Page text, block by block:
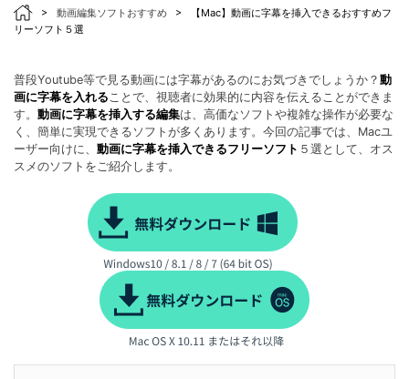
> 動画編集ソフトおすすめ >
【Mac】動画に字幕を挿入できるおすすめフ
リーソフト５選
普段Youtube等で見る動画には字幕があるのにお気づきでしょうか？ 動
画に字幕を入れることで、視聴者に効果的に内容を伝えることができま
す。 動画に字幕を挿入する編集は、高価なソフトや複雑な操作が必要な
く、簡単に実現できるソフトが多くあります。今回の記事では、Macユ
ーザー向けに、 動画に字幕を挿入できるフリーソフト ５選として、オス
スメのソフトをご紹介します。